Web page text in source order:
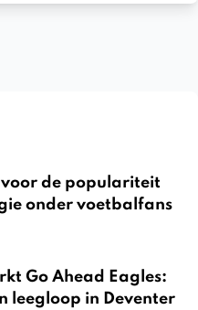
voor de populariteit
onder voetbalfans
Go Ahead Eagles:
leegloop in Deventer